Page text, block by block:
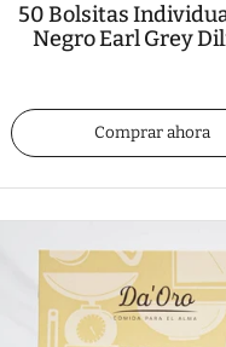
50 Bolsitas
Negro Earl Grey
Comprar ahora